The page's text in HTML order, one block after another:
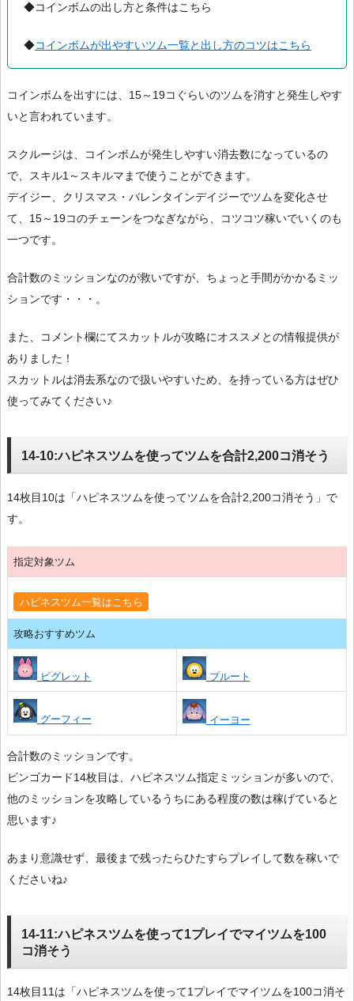
◆コインボムの出し方と条件はこちら
◆コインボムが出やすいツム一覧と出し方のコツはこちら
コインボムを出すには、15～19コぐらいのツムを消すと発生しやす
いと言われています。
スクルージは、コインボムが発生しやすい消去数になっているの
で、スキル1～スキルマまで使うことができます。
デイジー、クリスマス・バレンタインデイジーでツムを変化させ
て、15～19コのチェーンをつなぎながら、コツコツ稼いでいくのも
一つです。
合計数のミッションなのが救いですが、ちょっと手間がかかるミッ
ションです・・・。
また、コメント欄にてスカットルが攻略にオススメとの情報提供が
ありました！
スカットルは消去系なので扱いやすいため、を持っている方はぜひ
使ってみてください♪
14-10:ハピネスツムを使ってツムを合計2,200コ消そう
14枚目10は「ハピネスツムを使ってツムを合計2,200コ消そう」で
す。
指定対象ツム
ハピネスツム一覧はこちら
攻略おすすめツム
ピグレット プルート
グーフィー イーヨー
合計数のミッションです。
ビンゴカード14枚目は、ハピネスツム指定ミッションが多いので、
他のミッションを攻略しているうちにある程度の数は稼げていると
思います♪
あまり意識せず、最後まで残ったらひたすらプレイして数を稼いで
くださいね♪
14-11:ハピネスツムを使って1プレイでマイツムを100
コ消そう
14枚目11は「ハピネスツムを使って1プレイでマイツムを100コ消そ